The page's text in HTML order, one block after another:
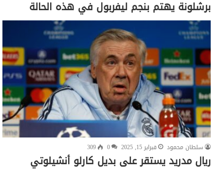
برشلونة يهتم بنجم ليفربول في هذه الحالة
سلطان محمود فبراير 15, 2025 0
309
ريال مدريد يستقر على بديل كارلو أنشيلوتي